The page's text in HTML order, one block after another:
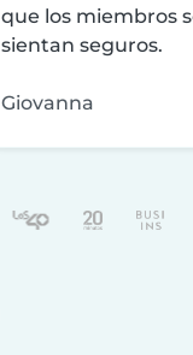
que los miembros
sientan seguros.
Giovanna